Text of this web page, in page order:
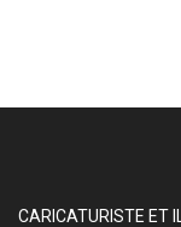
CARICATURISTE ET